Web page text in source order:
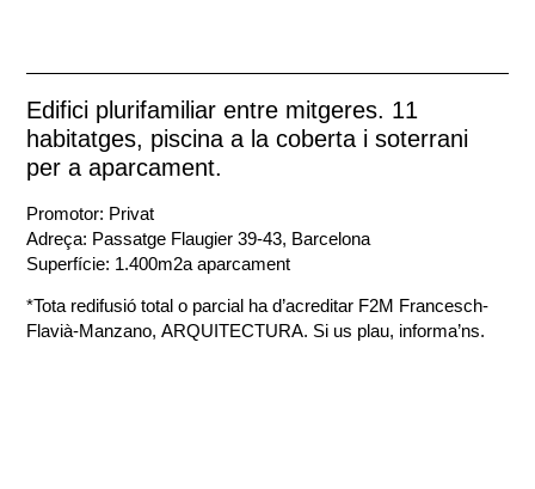
Edifici plurifamiliar entre mitgeres. 11
habitatges, piscina a la coberta i soterrani
per a aparcament.
Promotor: Privat
Adreça: Passatge Flaugier 39-43, Barcelona
Superfície: 1.400m2a aparcament
*Tota redifusió total o parcial ha d’acreditar F2M Francesch-
Flavià-Manzano, ARQUITECTURA. Si us plau, informa’ns.